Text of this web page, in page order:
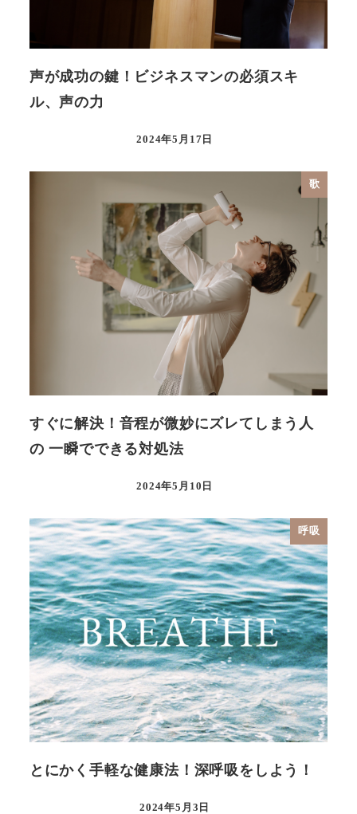
声が成功の鍵！ビジネスマンの必須スキ
ル、声の力
2024年5月17日
歌
すぐに解決！音程が微妙にズレてしまう人
の 一瞬でできる対処法
2024年5月10日
呼吸
とにかく手軽な健康法！深呼吸をしよう！
2024年5月3日